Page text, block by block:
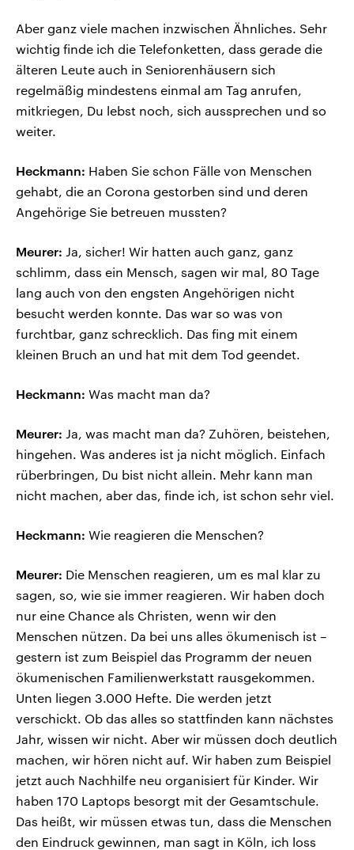
Aber ganz viele machen inzwischen Ähnliches. Sehr
wichtig finde ich die Telefonketten, dass gerade die
älteren Leute auch in Seniorenhäusern sich
regelmäßig mindestens einmal am Tag anrufen,
mitkriegen, Du lebst noch, sich aussprechen und so
weiter.
Heckmann: Haben Sie schon Fälle von Menschen
gehabt, die an Corona gestorben sind und deren
Angehörige Sie betreuen mussten?
Meurer: Ja, sicher! Wir hatten auch ganz, ganz
schlimm, dass ein Mensch, sagen wir mal, 80 Tage
lang auch von den engsten Angehörigen nicht
besucht werden konnte. Das war so was von
furchtbar, ganz schrecklich. Das fing mit einem
kleinen Bruch an und hat mit dem Tod geendet.
Heckmann: Was macht man da?
Meurer: Ja, was macht man da? Zuhören, beistehen,
hingehen. Was anderes ist ja nicht möglich. Einfach
rüberbringen, Du bist nicht allein. Mehr kann man
nicht machen, aber das, finde ich, ist schon sehr viel.
Heckmann: Wie reagieren die Menschen?
Meurer: Die Menschen reagieren, um es mal klar zu
sagen, so, wie sie immer reagieren. Wir haben doch
nur eine Chance als Christen, wenn wir den
Menschen nützen. Da bei uns alles ökumenisch ist –
gestern ist zum Beispiel das Programm der neuen
ökumenischen Familienwerkstatt rausgekommen.
Unten liegen 3.000 Hefte. Die werden jetzt
verschickt. Ob das alles so stattfinden kann nächstes
Jahr, wissen wir nicht. Aber wir müssen doch deutlich
machen, wir hören nicht auf. Wir haben zum Beispiel
jetzt auch Nachhilfe neu organisiert für Kinder. Wir
haben 170 Laptops besorgt mit der Gesamtschule.
Das heißt, wir müssen etwas tun, dass die Menschen
den Eindruck gewinnen, man sagt in Köln, ich loss